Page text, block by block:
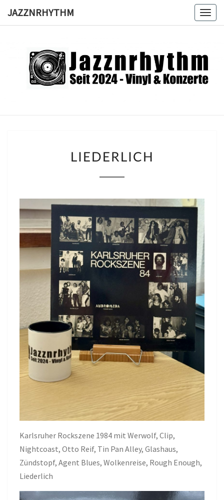
JAZZNRHYTHM
Seit
2024 –
LIEDERLICH
Karlsruher Rockszene 1984 mit Werwolf, Clip,
Nightcoast, Otto Reif, Tin Pan Alley, Glashaus,
Zündstopf, Agent Blues, Wolkenreise, Rough Enough,
Liederlich